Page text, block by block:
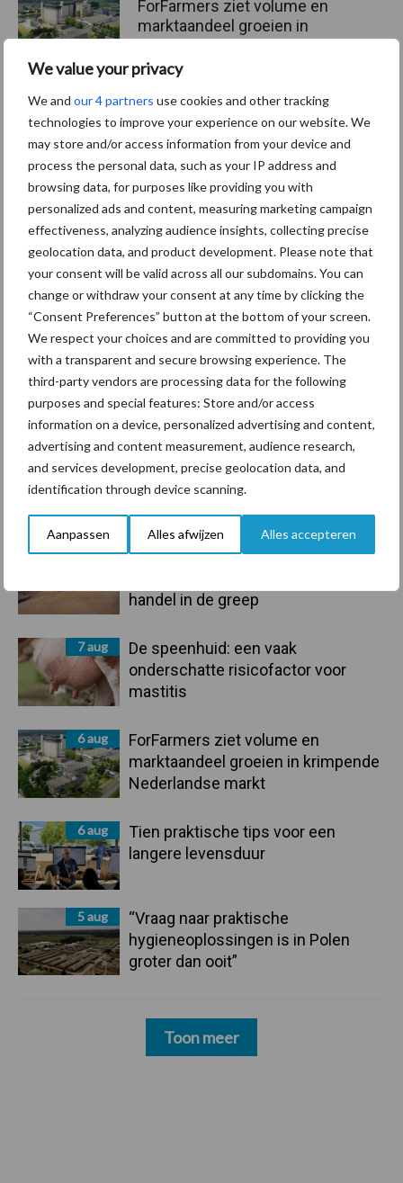
We value your privacy
We and our 4 partners use cookies and other tracking
technologies to improve your experience on our website. We
may store and/or access information from your device and
process the personal data, such as your IP address and
browsing data, for purposes like providing you with
personalized ads and content, measuring marketing campaign
effectiveness, analyzing audience insights, collecting precise
geolocation data, and product development. Please note that
your consent will be valid across all our subdomains. You can
change or withdraw your consent at any time by clicking the
“Consent Preferences” button at the bottom of your screen.
We respect your choices and are committed to providing you
with a transparent and secure browsing experience. The
third-party vendors are processing data for the following
purposes and special features: Store and/or access
information on a device, personalized advertising and content,
advertising and content measurement, audience research,
and services development, precise geolocation data, and
identification through device scanning.
Aanpassen Alles afwijzen Alles accepteren
Primaire
Sidebar
7 aug
Grondstoffenmarkt blijft grillig:
handel in de greep
7 aug
De speenhuid: een vaak
onderschatte risicofactor voor
mastitis
6 aug
ForFarmers ziet volume en
marktaandeel groeien in krimpende
Nederlandse markt
6 aug
Tien praktische tips voor een
langere levensduur
5 aug
“Vraag naar praktische
hygieneoplossingen is in Polen
groter dan ooit”
Toon meer
ForFarmers ziet volume en
marktaandeel groeien in
markt
Themapagina's
Diergezondheid Bemesting Fokkerij
Bedrijfsnieuws
Ligbox &
Voerhekken
Toon meer